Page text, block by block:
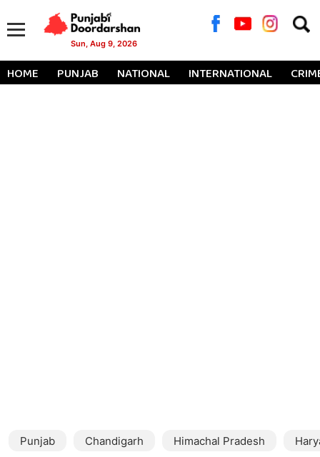
Sun, Aug 9, 2026
for:
HOME PUNJAB NATIONAL INTERNATIONAL
Punjab Chandigarh Himachal Pradesh